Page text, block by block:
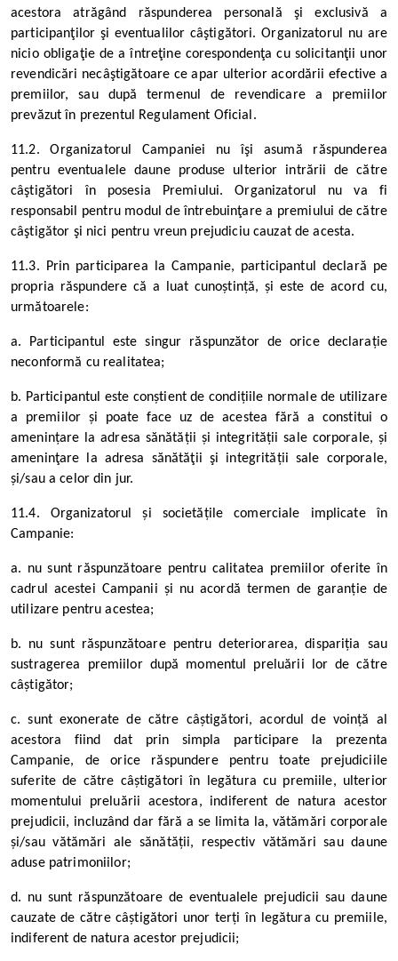
acestora atrăgând răspunderea personală şi exclusivă a
participanţilor şi eventualilor câştigători. Organizatorul nu are
nicio obligaţie de a întreţine corespondenţa cu solicitanţii unor
revendicări necâştigătoare ce apar ulterior acordării efective a
premiilor, sau după termenul de revendicare a premiilor
prevăzut în prezentul Regulament Oficial.
11.2. Organizatorul Campaniei nu îşi asumă răspunderea
pentru eventualele daune produse ulterior intrării de către
câştigători în posesia Premiului.Organizatorul nu va fi
responsabil pentru modul de întrebuinţare a premiului de către
câştigător şi nici pentru vreun prejudiciu cauzat de acesta.
11.3. Prin participarea la Campanie, participantul declară pe
propria răspundere că a luat cunoștință, și este de acord cu,
următoarele:
a. Participantul este singur răspunzător de orice declarație
neconformă cu realitatea;
b. Participantul este conștient de condițiile normale de utilizare
a premiilor și poate face uz de acestea fără a constitui o
amenințare la adresa sănătății și integrității sale corporale, și
ameninţare la adresa sănătăţii şi integrității sale corporale,
și/sau a celor din jur.
11.4. Organizatorul și societățile comerciale implicate în
Campanie:
a. nu sunt răspunzătoare pentru calitatea premiilor oferite în
cadrul acestei Campanii și nu acordă termen de garanție de
utilizare pentru acestea;
b. nu sunt răspunzătoare pentru deteriorarea, dispariția sau
sustragerea premiilor după momentul preluării lor de către
câștigător;
c. sunt exonerate de către câștigători, acordul de voință al
acestora fiind dat prin simpla participare la prezenta
Campanie, de orice răspundere pentru toate prejudiciile
suferite de către câștigători în legătura cu premiile, ulterior
momentului preluării acestora, indiferent de natura acestor
prejudicii, incluzând dar fără a se limita la, vătămări corporale
și/sau vătămări ale sănătății, respectiv vătămări sau daune
aduse patrimoniilor;
d. nu sunt răspunzătoare de eventualele prejudicii sau daune
cauzate de către câștigători unor terți în legătura cu premiile,
indiferent de natura acestor prejudicii;